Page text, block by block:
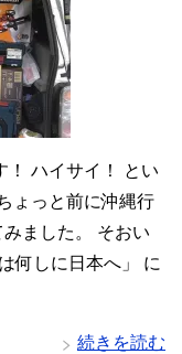
！ ハイサイ！ とい
ょっと前に沖縄行
ました。 そおい
何しに日本へ」 に
続きを読む